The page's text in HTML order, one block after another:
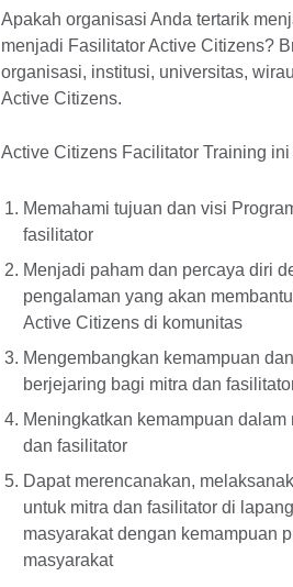
Apakah organisasi Anda tertarik
menjadi Fasilitator Active Citizens?
organisasi, institusi, universitas,
Active Citizens.
Active Citizens Facilitator Training
Memahami tujuan dan visi
fasilitator
Menjadi paham dan percaya diri
pengalaman yang akan
Active Citizens di komunitas
Mengembangkan kemampuan
berjejaring bagi mitra dan
Meningkatkan kemampuan
dan fasilitator
Dapat merencanakan,
untuk mitra dan fasilitator di
masyarakat dengan kemampuan
masyarakat